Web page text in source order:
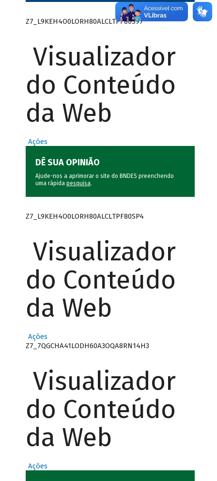
Z7_L9KEH4O0LORH80ALCLTPF80S97
Visualizador
do Conteúdo
da Web
Ações
DÊ SUA OPINIÃO
Ajude-nos a aprimorar o site do BNDES preenchendo
uma rápida pesquisa.
Z7_L9KEH4O0LORH80ALCLTPF80SP4
Visualizador
do Conteúdo
da Web
Ações
Z7_7QGCHA41LODH60A3OQA8RN14H3
Visualizador
do Conteúdo
da Web
Ações